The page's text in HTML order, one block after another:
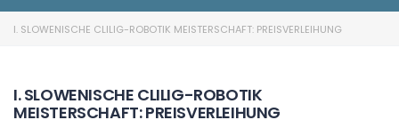
I. SLOWENISCHE CLILIG-ROBOTIK MEISTERSCHAFT: PREISVERLEIHUNG
I. SLOWENISCHE CLILIG-ROBOTIK
MEISTERSCHAFT: PREISVERLEIHUNG